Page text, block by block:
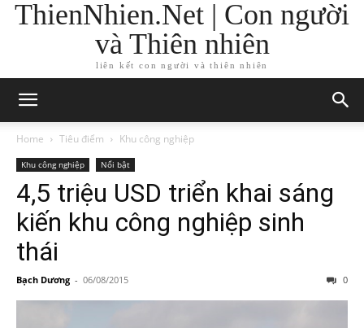
ThienNhien.Net | Con người
và Thiên nhiên
liên kết con người và thiên nhiên
Home Tiêu điểm Khu công nghiệp
Khu công nghiệp Nổi bật
4,5 triệu USD triển khai sáng
kiến khu công nghiệp sinh
thái
Bạch Dương - 06/08/2015 0